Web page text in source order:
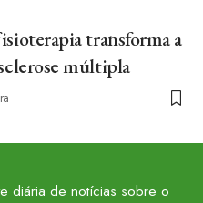
transforma a
múltipla
diária de notícias sobre o